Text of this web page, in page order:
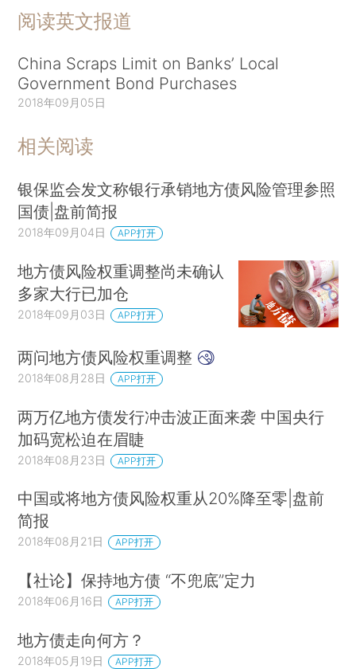
阅读英文报道
China Scraps Limit on Banks’ Local
Government Bond Purchases
2018年09月05日
相关阅读
银保监会发文称银行承销地方债风险管理参照
国债|盘前简报
2018年09月04日 APP打开
地方债风险权重调整尚未确认
多家大行已加仓
2018年09月03日 APP打开
两问地方债风险权重调整
2018年08月28日 APP打开
两万亿地方债发行冲击波正面来袭 中国央行
加码宽松迫在眉睫
2018年08月23日 APP打开
中国或将地方债风险权重从20%降至零|盘前
简报
2018年08月21日 APP打开
【社论】保持地方债 “不兜底”定力
2018年06月16日 APP打开
地方债走向何方？
2018年05月19日 APP打开